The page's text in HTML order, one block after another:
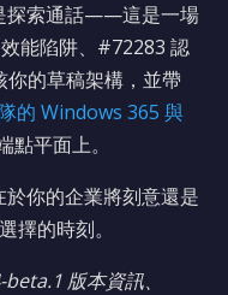
探索通話——這是一場
能陷阱、#72283 認
的草稿架構，並帶
的 Windows 365 與
點平面上。
你的企業將刻意還是
擇的時刻。
版本資訊、